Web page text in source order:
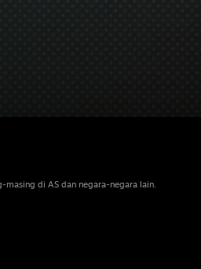
di AS dan negara-negara lain.